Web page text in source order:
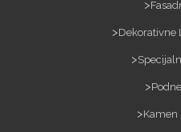
Dekorativne
Kamen